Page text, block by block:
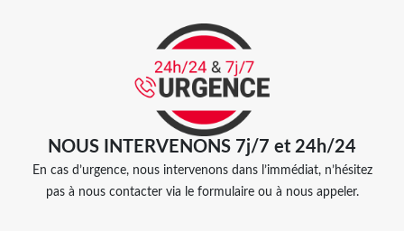
NOUS INTERVENONS 7j/7 et 24h/24
En cas d’urgence, nous intervenons dans l’immédiat, n’hésitez
pas à nous contacter via le formulaire ou à nous appeler.